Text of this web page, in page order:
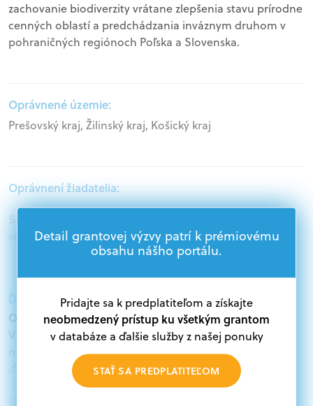
zachovanie biodiverzity vrátane zlepšenia stavu prírodne
cenných oblastí a predchádzania inváznym druhom v
pohraničných regiónoch Poľska a Slovenska.
Oprávnené územie:
Prešovský kraj, Žilinský kraj, Košický kraj
Oprávnení žiadatelia:
Samospráva, Mimovládne organizácie, Akademický
sektor, Podnikatelia
Ďalšie informácie:
Oprávnení žiadatelia:
V databáze grantov a dotácií na portáli Grantexpert.sk
nájdete aktuálne výzvy z eurofondov, plánu obnovy a
ďalších zdrojov.
Detail grantovej výzvy patrí k prémiovému
obsahu nášho portálu.
Pridajte sa k predplatiteľom a získajte
neobmedzený prístup ku všetkým grantom
v databáze a ďalšie služby z našej ponuky
STAŤ SA PREDPLATITEĽOM